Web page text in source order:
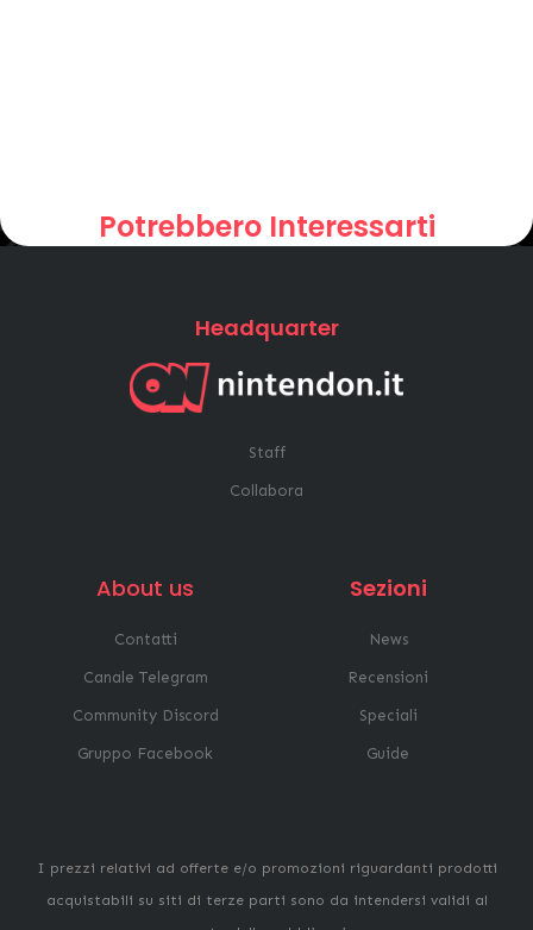
Potrebbero Interessarti
Headquarter
Staff
Collabora
About us
Contatti
Canale Telegram
Community Discord
Gruppo Facebook
Sezioni
News
Recensioni
Speciali
Guide
I prezzi relativi ad offerte e/o promozioni riguardanti prodotti
acquistabili su siti di terze parti sono da intendersi validi al